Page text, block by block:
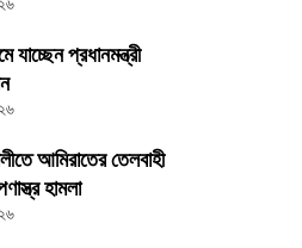
যাচ্ছেন প্রধানমন্ত্রী
আমিরাতের তেলবাহী
হামলা